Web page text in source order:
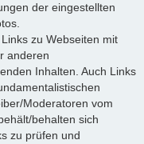
der eingestellten
zu Webseiten mit
anderen
Inhalten. Auch Links
Moderatoren vom
behalten sich
zu prüfen und